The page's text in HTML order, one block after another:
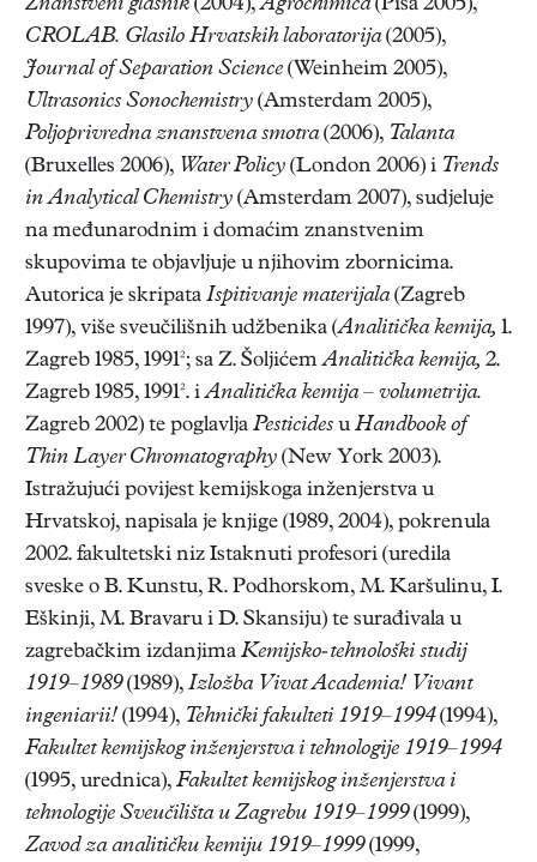
Znanstveni glasnik (2004),Agrochimica(Pisa 2005),
CROLAB. Glasilo Hrvatskih laboratorija(2005),
Journal of Separation Science (Weinheim 2005),
Ultrasonics Sonochemistry (Amsterdam 2005),
Poljoprivredna znanstvena smotra(2006), Talanta
(Bruxelles 2006), Water Policy (London 2006) i Trends
in Analytical Chemistry (Amsterdam 2007), sudjeluje
na međunarodnim i domaćim znanstvenim
skupovima te objavljuje u njihovim zbornicima.
Autorica je skripata Ispitivanje materijala(Zagreb
1997), više sveučilišnih udžbenika (Analitička kemija, 1.
Zagreb 1985, 1991²; sa Z. ŠoljićemAnalitička kemija, 2.
Zagreb 1985, 1991². iAnalitička kemija – volumetrija.
Zagreb 2002) te poglavlja Pesticides u Handbook of
Thin Layer Chromatography (New York 2003).
Istražujući povijest kemijskoga inženjerstva u
Hrvatskoj, napisala je knjige (1989, 2004), pokrenula
2002. fakultetski niz Istaknuti profesori (uredila
sveske o B. Kunstu, R. Podhorskom, M. Karšulinu, I.
Eškinji, M. Bravaru i D. Skansiju) te surađivala u
zagrebačkim izdanjima Kemijsko-tehnološki studij
1919–1989(1989), Izložba Vivat Academia! Vivant
ingeniarii! (1994), Tehnički fakulteti 1919–1994(1994),
Fakultet kemijskog inženjerstva i tehnologije 1919–1994
(1995, urednica), Fakultet kemijskog inženjerstva i
tehnologije Sveučilišta u Zagrebu 1919–1999(1999),
Zavod za analitičku kemiju 1919–1999(1999,